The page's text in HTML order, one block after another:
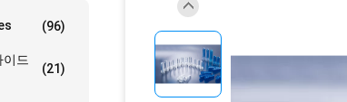
(96)
드
(21)